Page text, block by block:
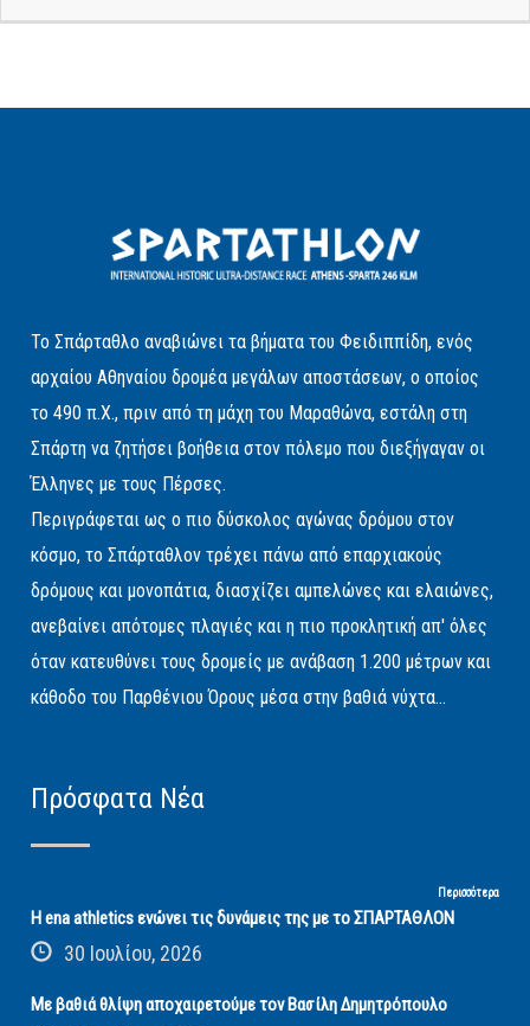
Το Σπάρταθλο αναβιώνει τα βήματα του Φειδιππίδη, ενός
αρχαίου Αθηναίου δρομέα μεγάλων αποστάσεων, ο οποίος
το 490 π.Χ., πριν από τη μάχη του Μαραθώνα, εστάλη στη
Σπάρτη να ζητήσει βοήθεια στον πόλεμο που διεξήγαγαν οι
Έλληνες με τους Πέρσες.
Περιγράφεται ως ο πιο δύσκολος αγώνας δρόμου στον
κόσμο, το Σπάρταθλον τρέχει πάνω από επαρχιακούς
δρόμους και μονοπάτια, διασχίζει αμπελώνες και ελαιώνες,
ανεβαίνει απότομες πλαγιές και η πιο προκλητική απ' όλες
όταν κατευθύνει τους δρομείς με ανάβαση 1.200 μέτρων και
κάθοδο του Παρθένιου Όρους μέσα στην βαθιά νύχτα...
Πρόσφατα Νέα
Περισσότερα
Η ena athletics ενώνει τις δυνάμεις της με το ΣΠΑΡΤΑΘΛΟΝ
30 Ιουλίου, 2026
Με βαθιά θλίψη αποχαιρετούμε τον Βασίλη Δημητρόπουλο